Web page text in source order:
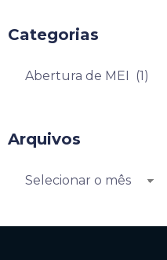
Categorias
Arquivos